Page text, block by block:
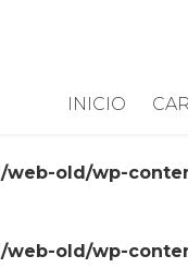
INICIO
old/wp-
old/wp-